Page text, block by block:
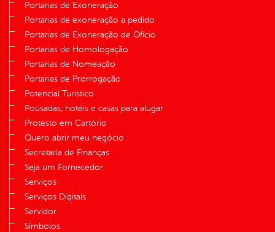
Portarias de Exoneração
Portarias de exoneração a pedido
Portarias de Exoneração de Ofício
Portarias de Homologação
Portarias de Nomeação
Portarias de Prorrogação
Potencial Turístico
Pousadas, hotéis e casas para alugar
Protesto em Cartório
Quero abrir meu negócio
Secretaria de Finanças
Seja um Fornecedor
Serviços
Serviços Digitais
Servidor
Símbolos